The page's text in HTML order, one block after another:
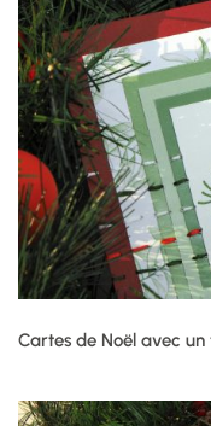
Cartes de Noël avec